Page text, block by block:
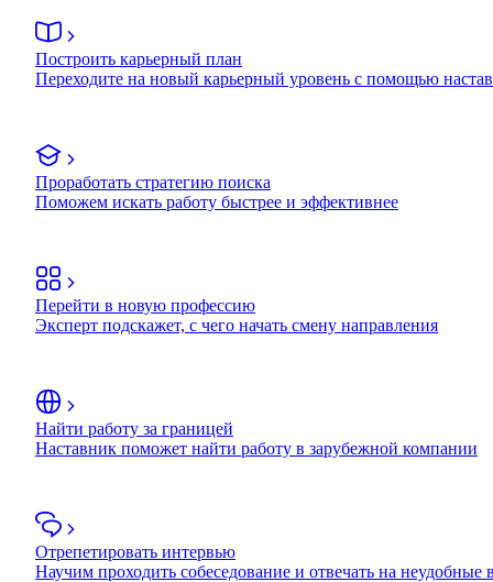
Построить карьерный план
Переходите на новый карьерный уровень с помощью
Проработать стратегию поиска
Поможем искать работу быстрее и эффективнее
Перейти в новую профессию
Эксперт подскажет, с чего начать смену направления
Найти работу за границей
Наставник поможет найти работу в зарубежной компании
Отрепетировать интервью
Научим проходить собеседование и отвечать на неудобные